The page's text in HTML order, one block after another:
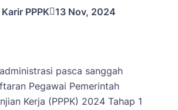
PPPK 13 Nov, 2024
pasca sanggah
Pegawai Pemerintah
Kerja (PPPK) 2024 Tahap 1